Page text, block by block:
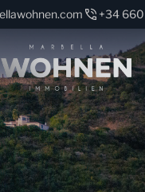
+34 660